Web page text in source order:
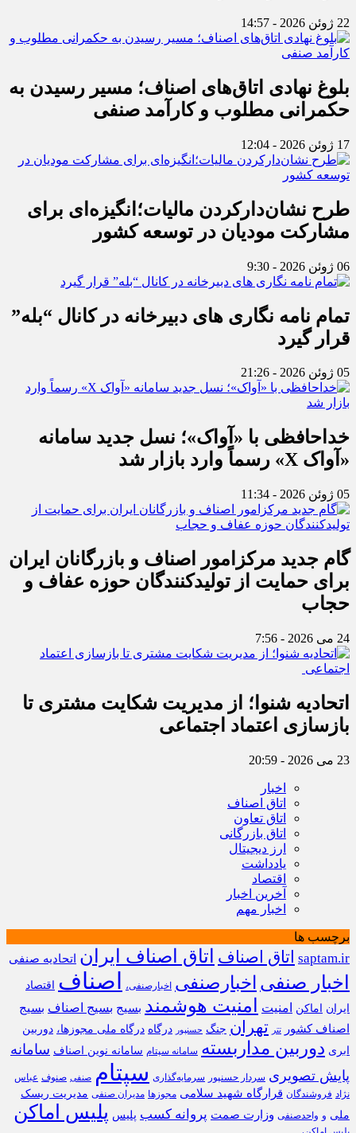
22 ژوئن 2026 - 14:57
بلوغ نهادی اتاق‌های اصناف؛ مسیر رسیدن به
حکمرانی مطلوب و کارآمد صنفی
17 ژوئن 2026 - 12:04
طرح نشان‌دارکردن مالیات؛انگیزه‌ای برای
مشارکت مودیان در توسعه کشور
06 ژوئن 2026 - 9:30
تمام نامه نگاری های دبیرخانه در کانال “بله”
قرار گیرد
05 ژوئن 2026 - 21:26
خداحافظی با «آواک»؛ نسل جدید سامانه
«آواک X» رسماً وارد بازار شد
05 ژوئن 2026 - 11:34
گام جدید مرکزامور اصناف و بازرگانان ایران
برای حمایت از تولیدکنندگان حوزه عفاف و
حجاب
24 می 2026 - 7:56
اتحادیه شنوا؛ از مدیریت شکایت مشتری تا
بازسازی اعتماد اجتماعی ‌
23 می 2026 - 20:59
اخبار
اتاق اصناف
اتاق تعاون
اتاق بازرگانی
ارز دیجیتال
یادداشت
اقتصاد
آخرین اخبار
اخبار مهم
برچسب ها
saptam.ir اتاق اصناف اتاق اصناف ایران اتحادیه صنفی
اخبار صنفی اخبارصنفی اخبارصنفی، اصناف
اقتصاد
ایران
اماکن امنیت امنیت هوشمند بسیج بسیج اصناف بسیج
اصناف کشور
تتر تهران جنگ حسنپور درگاه درگاه ملی مجوزها، دوربین
ابری دوربین مداربسته سامانه سپتام سامانه نوین اصناف سامانه
پایش تصویری سردار حسنپور سرمایه‌گذاری سپتام صنفی صنوف عباس
نژاد فروشندگان قرارگاه شهید سلامی مجوزها مدیران صنفی مدیریت ریسک
ملی و واحدصنفی وزارت صمت پروانه کسب پلیس پلیس اماکن